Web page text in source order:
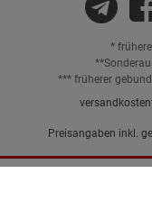
*
*** früherer
Preisangaben inkl.